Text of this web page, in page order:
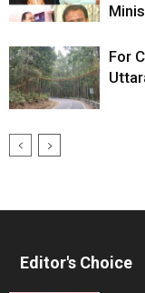
For
Editor's Choice